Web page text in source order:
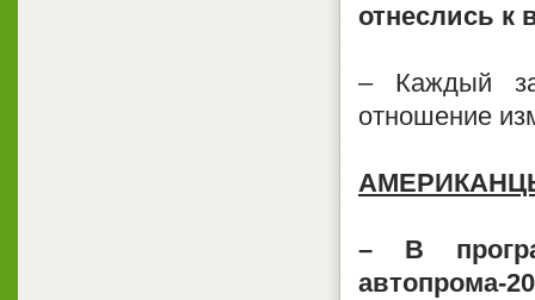
отнеслись к
– Каждый
отношение
– В
автопрома-